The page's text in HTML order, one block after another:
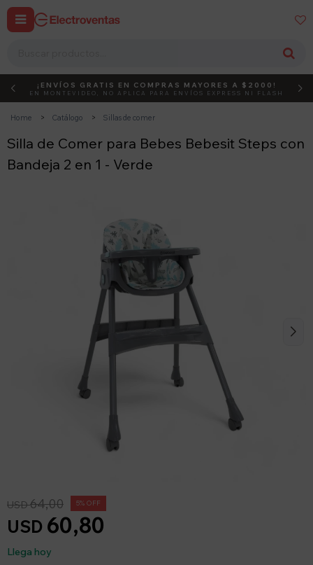
 
DEBUT ACTIVÁ EL CÓDIGO
¡ENVÍOS GRATIS EN COMPRAS MAYORES A $2000!
EN MONTEVIDEO, NO APLICA PARA ENVÍOS EXPRESS NI FLASH
Home Catálogo Sillas de comer
Silla de Comer para Bebes Bebesit Steps con
Bandeja 2 en 1 - Verde
USD 60,80
USD64,00 5
Llega hoy